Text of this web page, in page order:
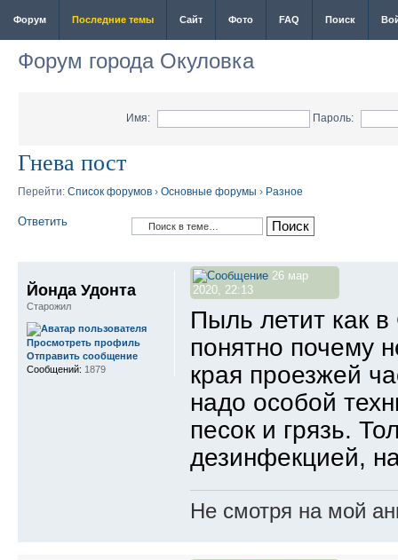
Форум Последние темы Сайт Фото FAQ Поиск
Форум города Окуловка
Имя: Пароль:
Гнева пост
Перейти: Список форумов › Основные форумы › Разное
Ответить
26 мар
2020, 22:13
Пыль летит как
понятно почему
края проезжей
надо особой
песок и грязь.
дезинфекцией,
Не смотря на мой
Йонда Удонта
Старожил
Просмотреть профиль
Отправить сообщение
Сообщений: 1879